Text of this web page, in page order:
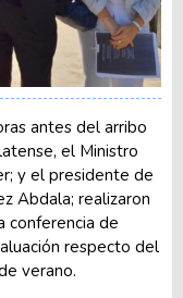
antes del arribo
el Ministro
y el presidente de
Abdala; realizaron
conferencia de
respecto del
verano.